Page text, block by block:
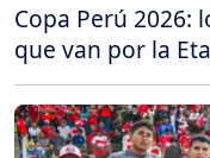
Copa Perú 2026:
que van por la